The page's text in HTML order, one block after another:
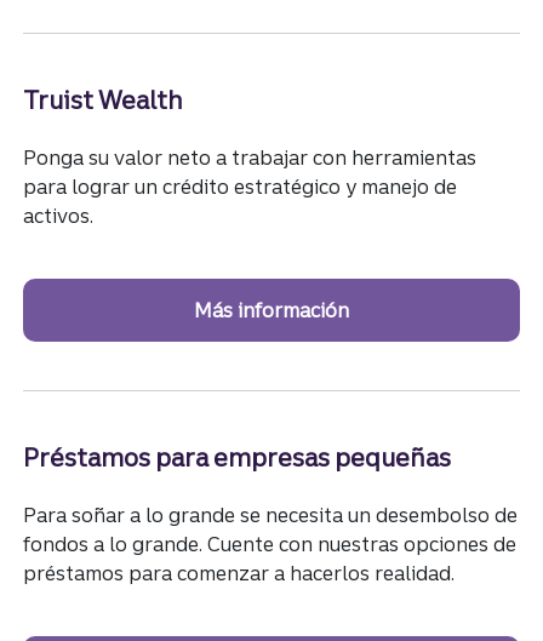
Truist Wealth
Ponga su valor neto a trabajar con herramientas
para lograr un crédito estratégico y manejo de
activos.
Más información
Préstamos para empresas pequeñas
Para soñar a lo grande se necesita un desembolso de
fondos a lo grande. Cuente con nuestras opciones de
préstamos para comenzar a hacerlos realidad.